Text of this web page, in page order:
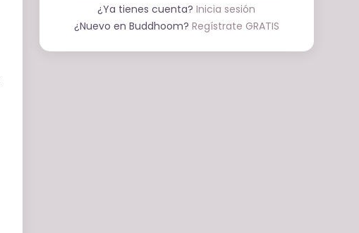
¿Ya tienes cuenta?Inicia sesión
¿Nuevo en Buddhoom? Regístrate GRATIS